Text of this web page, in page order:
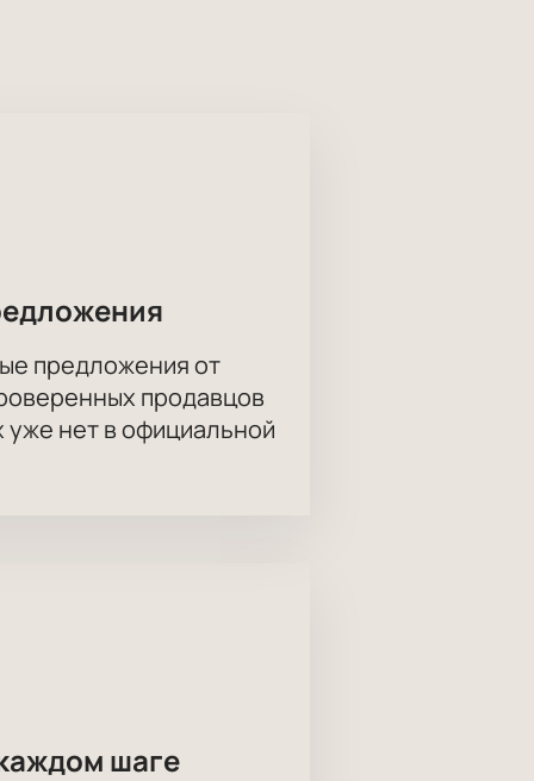
обменять или вернуть!
предложения от
продавцов
нет в официальной
шаге